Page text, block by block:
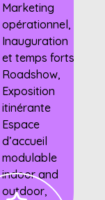
Marketing
opérationnel,
Inauguration
et temps forts
Roadshow,
Exposition
itinérante
Espace
d’accueil
modulable
indoor and
outdoor,